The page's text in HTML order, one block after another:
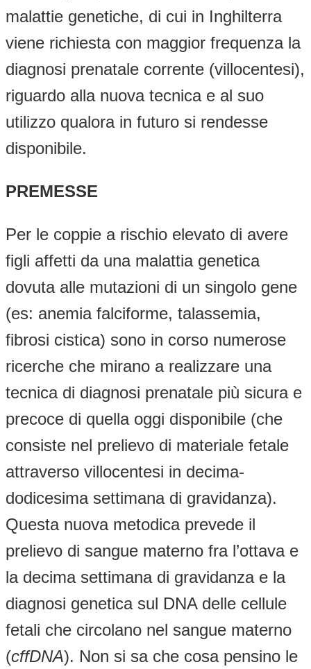
malattie genetiche, di cui in Inghilterra
viene richiesta con maggior frequenza la
diagnosi prenatale corrente (villocentesi),
riguardo alla nuova tecnica e al suo
utilizzo qualora in futuro si rendesse
disponibile.
PREMESSE
Per le coppie a rischio elevato di avere
figli affetti da una malattia genetica
dovuta alle mutazioni di un singolo gene
(es: anemia falciforme, talassemia,
fibrosi cistica) sono in corso numerose
ricerche che mirano a realizzare una
tecnica di diagnosi prenatale più sicura e
precoce di quella oggi disponibile (che
consiste nel prelievo di materiale fetale
attraverso villocentesi in decima-
dodicesima settimana di gravidanza).
Questa nuova metodica prevede il
prelievo di sangue materno fra l’ottava e
la decima settimana di gravidanza e la
diagnosi genetica sul DNA delle cellule
fetali che circolano nel sangue materno
(cffDNA). Non si sa che cosa pensino le